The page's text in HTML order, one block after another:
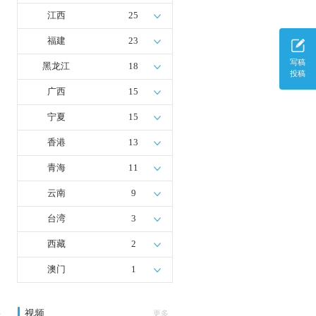
写稿
投稿
江西 25
福建 23
黑龙江 18
广西 15
宁夏 15
香港 13
青海 11
云南 9
台湾 3
西藏 2
澳门 1
视频 更多